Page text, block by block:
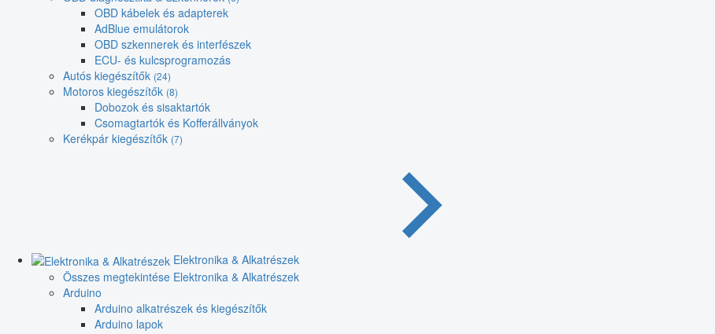
OBD kábelek és adapterek
AdBlue emulátorok
OBD szkennerek és interfészek
ECU- és kulcsprogramozás
Autós kiegészítők (24)
Motoros kiegészítők (8)
Dobozok és sisaktartók
Csomagtartók és Kofferállványok
Kerékpár kiegészítők (7)
Elektronika & Alkatrészek
Összes megtekintése Elektronika & Alkatrészek
Arduino
Arduino alkatrészek és kiegészítők
Arduino lapok